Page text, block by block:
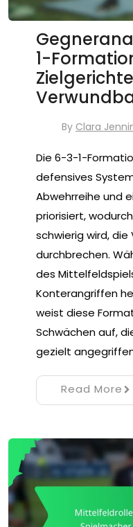
1-
By Clara
Die 6-3-1-
defensives
Abwehrreihe und
priorisiert,
schwierig wird,
durchbrechen.
des
Konterangriffen
weist diese
Schwächen auf,
gezielt
Read More